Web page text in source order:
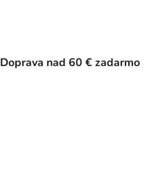
Doprava nad 60 € zadarmo